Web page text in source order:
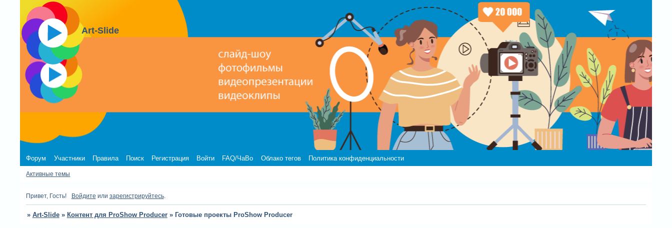
Art-Slide
Форум Участники Правила Поиск Регистрация Войти FAQ/ЧаВо Облако тегов Политика конфиденциальности
Активные темы
Привет, Гость! Войдите или зарегистрируйтесь.
» Art-Slide » Контент для ProShow Producer » Готовые проекты ProShow Producer